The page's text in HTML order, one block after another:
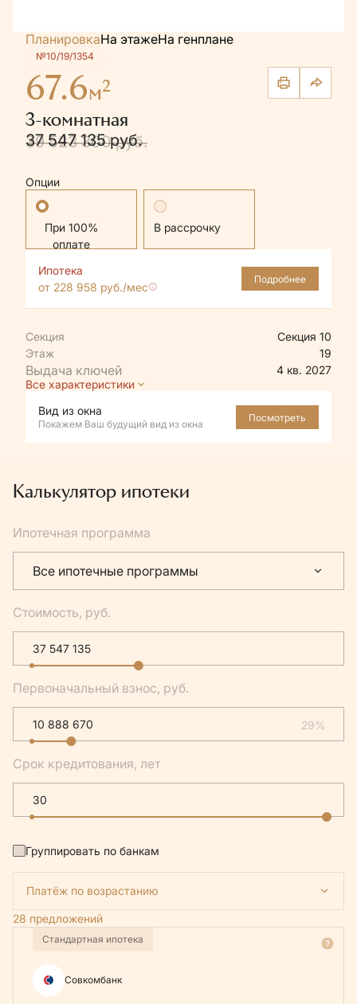
ПланировкаНа этажеНа генплане
№10/19/1354
67.6м2
3-комнатная
39 523 300 руб.
37 547 135 руб.
Опции
Стандартная В рассрочку
Ипотека
от 228 958 руб./мес
Подробнее
Секция
Секция 10
Этаж
19
4 кв. 2027
Все характеристики
Вид из окна
Покажем Ваш будущий вид из окна
Посмотреть
Калькулятор ипотеки
Ипотечная программа
Все ипотечные программы
Стоимость, руб.
Первоначальный взнос, руб.
29%
Срок кредитования, лет
Группировать по банкам
Платёж по возрастанию
28 предложений
Стандартная ипотека
Совкомбанк